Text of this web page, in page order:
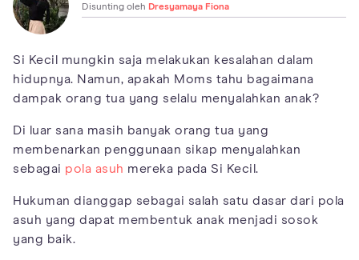
Disunting oleh Dresyamaya Fiona
Si Kecil mungkin saja melakukan kesalahan dalam
hidupnya. Namun, apakah Moms tahu bagaimana
dampak orang tua yang selalu menyalahkan anak?
Di luar sana masih banyak orang tua yang
membenarkan penggunaan sikap menyalahkan
sebagai pola asuh mereka pada Si Kecil.
Hukuman dianggap sebagai salah satu dasar dari pola
asuh yang dapat membentuk anak menjadi sosok
yang baik.